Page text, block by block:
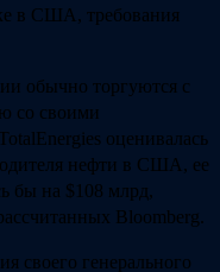
в США, требования
обычно торгуются с
со своими
оценивалась
нефти в США, ее
бы на $108 млрд,
Bloomberg.
своего генерального